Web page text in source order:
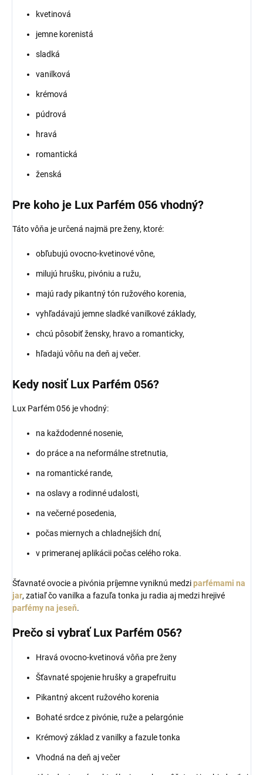
kvetinová
jemne korenistá
sladká
vanilková
krémová
púdrová
hravá
romantická
ženská
Pre koho je Lux Parfém 056 vhodný?
Táto vôňa je určená najmä pre ženy, ktoré:
obľubujú ovocno-kvetinové vône,
milujú hrušku, pivóniu a ružu,
majú rady pikantný tón ružového korenia,
vyhľadávajú jemne sladké vanilkové základy,
chcú pôsobiť žensky, hravo a romanticky,
hľadajú vôňu na deň aj večer.
Kedy nosiť Lux Parfém 056?
Lux Parfém 056 je vhodný:
na každodenné nosenie,
do práce a na neformálne stretnutia,
na romantické rande,
na oslavy a rodinné udalosti,
na večerné posedenia,
počas miernych a chladnejších dní,
v primeranej aplikácii počas celého roka.
Šťavnaté ovocie a pivónia príjemne vyniknú medziparfémami na
jar, zatiaľ čo vanilka a fazuľa tonka ju radia aj medzi hrejivé
parfémy na jeseň.
Prečo si vybrať Lux Parfém 056?
Hravá ovocno-kvetinová vôňa pre ženy
Šťavnaté spojenie hrušky a grapefruitu
Pikantný akcent ružového korenia
Bohaté srdce z pivónie, ruže a pelargónie
Krémový základ z vanilky a fazule tonka
Vhodná na deň aj večer